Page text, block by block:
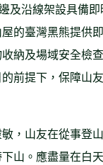
及沿線架設具備
的臺灣黑熊提供
納及場域安全檢
前提下，保障山
，山友在從事登
山。應盡量在白